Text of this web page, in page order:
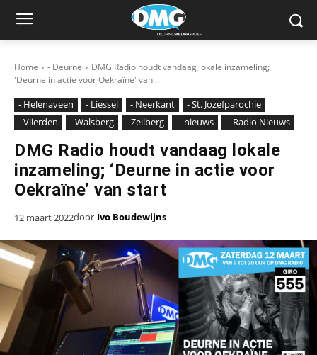
Home - Deurne
DMG Radio houdt vandaag lokale inzameling;
'Deurne in actie voor Oekraïne' van...
- Helenaveen - Liessel - Neerkant
- St. Jozefparochie
- Vlierden
- Walsberg - Zeilberg -- nieuws – Radio Nieuws
DMG Radio houdt vandaag lokale
inzameling; ‘Deurne in actie voor
Oekraïne’ van start
12 maart 2022door Ivo Boudewijns